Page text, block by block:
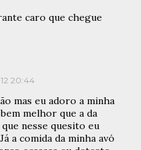
caro que chegue
20:44
mas eu adoro a minha
melhor que a da
nesse quesito eu
a comida da minha avó